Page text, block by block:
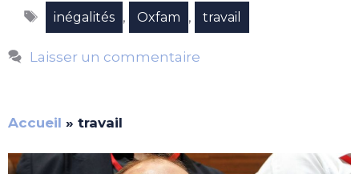
Étiquettes
inégalités , Oxfam , travail
Laisser un commentaire
Accueil » travail